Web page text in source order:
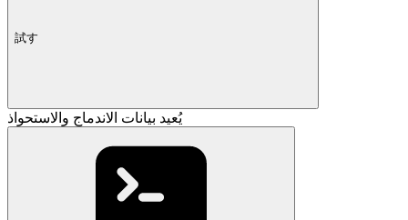
試す
يُعيد بيانات الاندماج والاستحواذ